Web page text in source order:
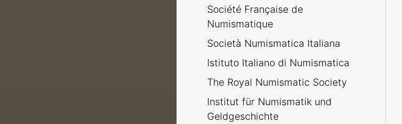
Société Française de
Numismatique
Società Numismatica Italiana
Istituto Italiano di Numismatica
The Royal Numismatic Society
Institut für Numismatik und
Geldgeschichte